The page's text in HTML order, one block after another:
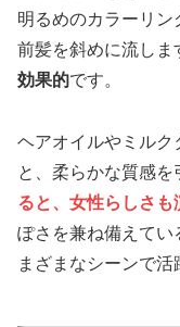
明るめのカラーリ
前髪を斜めに流しま
効果的です。
ヘアオイルやミルク
と、柔らかな質感を
ると、女性らしさも
ぽさを兼ね備えてい
まざまなシーンで活